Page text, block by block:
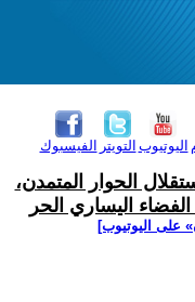
الفيسبوك التويتر اليوتيوب
الحوار المتمدن،
اليساري الحر
على اليوتيوب]